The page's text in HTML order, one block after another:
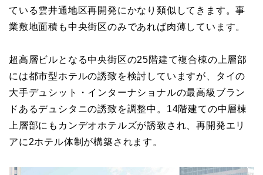
ている雲井通地区再開発にかなり類似してきます。事
業敷地面積も中央街区のみであれば肉薄しています。
超高層ビルとなる中央街区の25階建て複合棟の上層部
には都市型ホテルの誘致を検討していますが、タイの
大手デュシット・インターナショナルの最高級ブラン
ドあるデュシタニの誘致を調整中。14階建ての中層棟
上層部にもカンデオホテルズが誘致され、再開発エリ
アに2ホテル体制が構築されます。